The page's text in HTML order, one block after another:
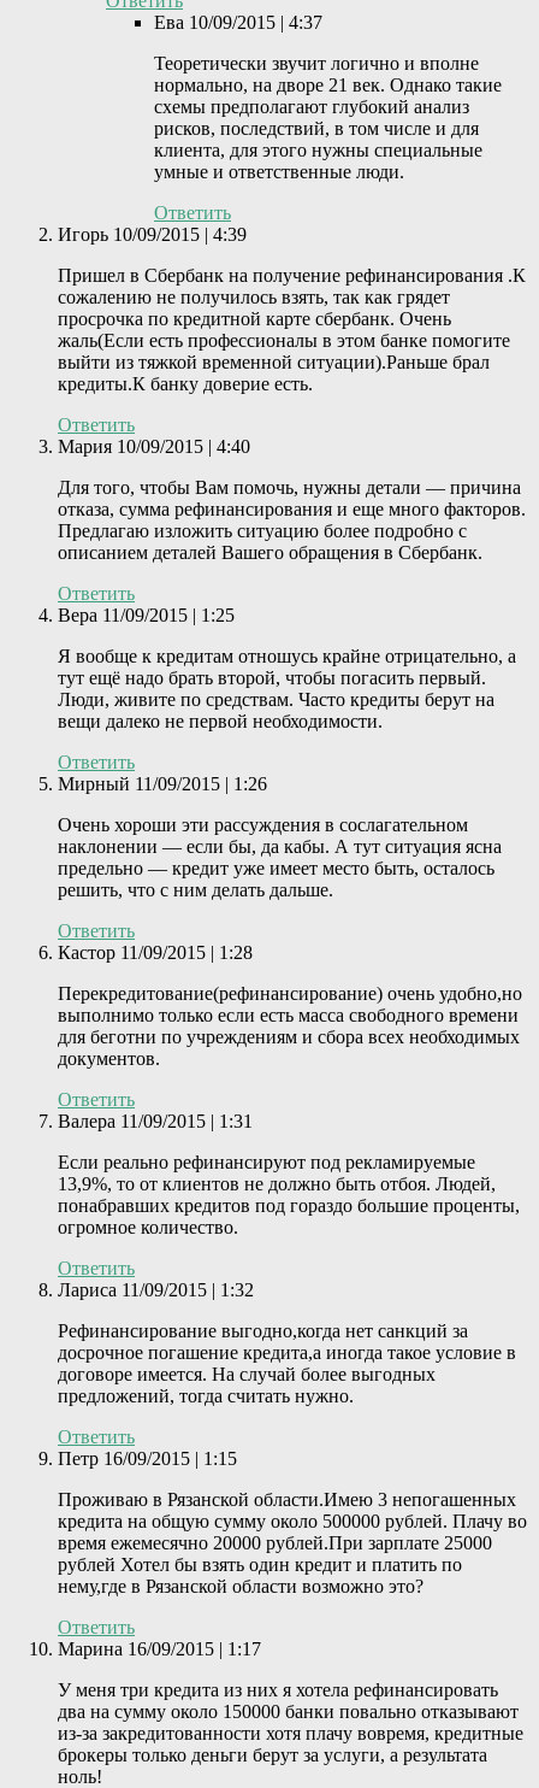
Ева 10/09/2015 | 4:37
Теоретически звучит логично и вполне
нормально, на дворе 21 век. Однако такие
схемы предполагают глубокий анализ
рисков, последствий, в том числе и для
клиента, для этого нужны специальные
умные и ответственные люди.
Ответить
Игорь 10/09/2015 | 4:39
Пришел в Сбербанк на получение рефинансирования .К
сожалению не получилось взять, так как грядет
просрочка по кредитной карте сбербанк. Очень
жаль(Если есть профессионалы в этом банке помогите
выйти из тяжкой временной ситуации).Раньше брал
кредиты.К банку доверие есть.
Ответить
Мария 10/09/2015 | 4:40
Для того, чтобы Вам помочь, нужны детали — причина
отказа, сумма рефинансирования и еще много факторов.
Предлагаю изложить ситуацию более подробно с
описанием деталей Вашего обращения в Сбербанк.
Ответить
Вера 11/09/2015 | 1:25
Я вообще к кредитам отношусь крайне отрицательно, а
тут ещё надо брать второй, чтобы погасить первый.
Люди, живите по средствам. Часто кредиты берут на
вещи далеко не первой необходимости.
Ответить
Мирный 11/09/2015 | 1:26
Очень хороши эти рассуждения в сослагательном
наклонении — если бы, да кабы. А тут ситуация ясна
предельно — кредит уже имеет место быть, осталось
решить, что с ним делать дальше.
Ответить
Кастор 11/09/2015 | 1:28
Перекредитование(рефинансирование) очень удобно,но
выполнимо только если есть масса свободного времени
для беготни по учреждениям и сбора всех необходимых
документов.
Ответить
Валера 11/09/2015 | 1:31
Если реально рефинансируют под рекламируемые
13,9%, то от клиентов не должно быть отбоя. Людей,
понабравших кредитов под гораздо большие проценты,
огромное количество.
Ответить
Лариса 11/09/2015 | 1:32
Рефинансирование выгодно,когда нет санкций за
досрочное погашение кредита,а иногда такое условие в
договоре имеется. На случай более выгодных
предложений, тогда считать нужно.
Ответить
Петр 16/09/2015 | 1:15
Проживаю в Рязанской области.Имею 3 непогашенных
кредита на общую сумму около 500000 рублей. Плачу во
время ежемесячно 20000 рублей.При зарплате 25000
рублей Хотел бы взять один кредит и платить по
нему,где в Рязанской области возможно это?
Ответить
Марина 16/09/2015 | 1:17
У меня три кредита из них я хотела рефинансировать
два на сумму около 150000 банки повально отказывают
из-за закредитованности хотя плачу вовремя, кредитные
брокеры только деньги берут за услуги, а результата
ноль!